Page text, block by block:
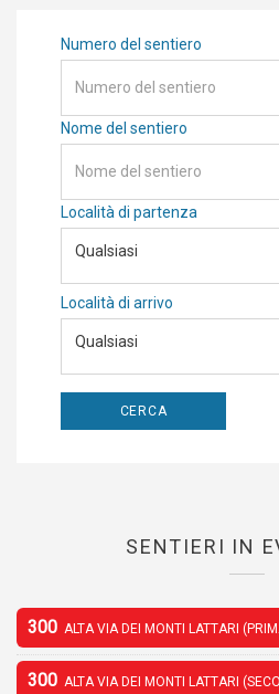
Numero del sentiero
Nome del sentiero
Località di partenza
Qualsiasi
Località di arrivo
Qualsiasi
SENTIERI IN
300 ALTA VIA DEI MONTI LATTARI
300 ALTA VIA DEI MONTI LATTARI